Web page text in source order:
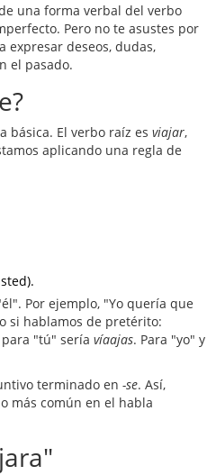
una forma verbal del verbo
Pero no te asustes por
expresar deseos, dudas,
el pasado.
básica. El verbo raíz es viajar,
aplicando una regla de
Por ejemplo, "Yo quería que
si hablamos de pretérito:
"tú" sería víaajas. Para "yo" y
terminado en -se. Así,
más común en el habla